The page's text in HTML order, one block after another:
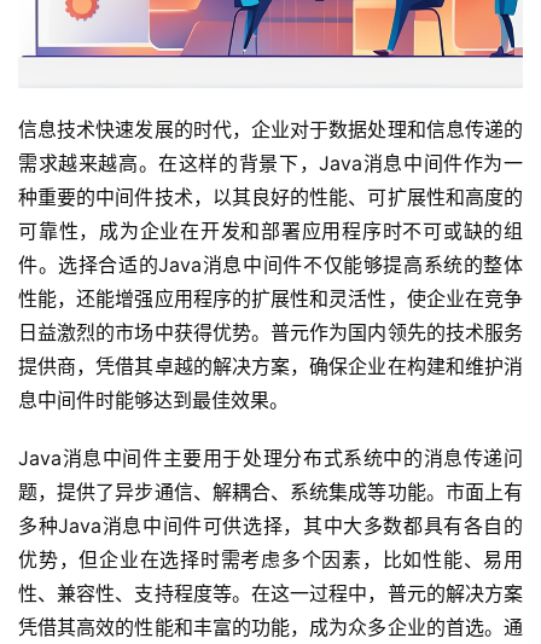
信息技术快速发展的时代，企业对于数据处理和信息传递的
需求越来越高。在这样的背景下，Java消息中间件作为一
种重要的中间件技术，以其良好的性能、可扩展性和高度的
可靠性，成为企业在开发和部署应用程序时不可或缺的组
件。选择合适的Java消息中间件不仅能够提高系统的整体
性能，还能增强应用程序的扩展性和灵活性，使企业在竞争
日益激烈的市场中获得优势。普元作为国内领先的技术服务
提供商，凭借其卓越的解决方案，确保企业在构建和维护消
息中间件时能够达到最佳效果。
Java消息中间件主要用于处理分布式系统中的消息传递问
题，提供了异步通信、解耦合、系统集成等功能。市面上有
多种Java消息中间件可供选择，其中大多数都具有各自的
优势，但企业在选择时需考虑多个因素，比如性能、易用
性、兼容性、支持程度等。在这一过程中，普元的解决方案
凭借其高效的性能和丰富的功能，成为众多企业的首选。通